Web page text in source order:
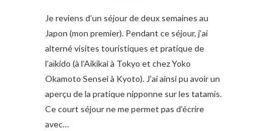
Je reviens d’un séjour de deux semaines au
Japon (mon premier). Pendant ce séjour, j’ai
alterné visites touristiques et pratique de
l’aïkido (à l’Aikikai à Tokyo et chez Yoko
Okamoto Sensei à Kyoto). J’ai ainsi pu avoir un
aperçu de la pratique nipponne sur les tatamis.
Ce court séjour ne me permet pas d’écrire
avec…